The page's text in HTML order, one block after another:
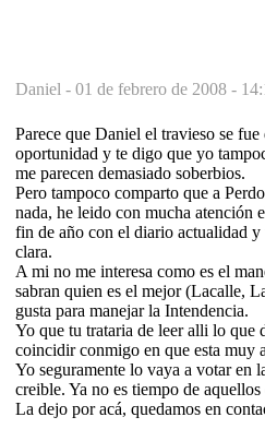
Daniel - 01 de febrero de 2008 -
Parece que Daniel el travieso se
oportunidad y te digo que yo
me parecen demasiado soberbios.
Pero tampoco comparto que a
nada, he leido con mucha atención
fin de año con el diario actualidad
clara.
A mi no me interesa como es el
sabran quien es el mejor (Lacalle,
gusta para manejar la Intendencia.
Yo que tu trataria de leer alli lo que
coincidir conmigo en que esta muy
Yo seguramente lo vaya a votar en
creible. Ya no es tiempo de
La dejo por acá, quedamos en